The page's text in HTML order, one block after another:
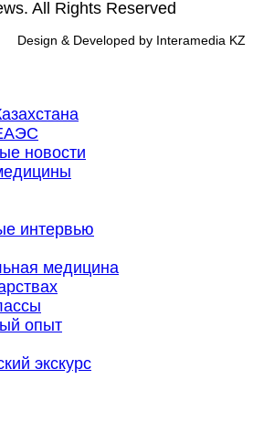
All Rights Reserved
Design & Developed by Interamedia KZ
новости
интервью
медицина
опыт
экскурс